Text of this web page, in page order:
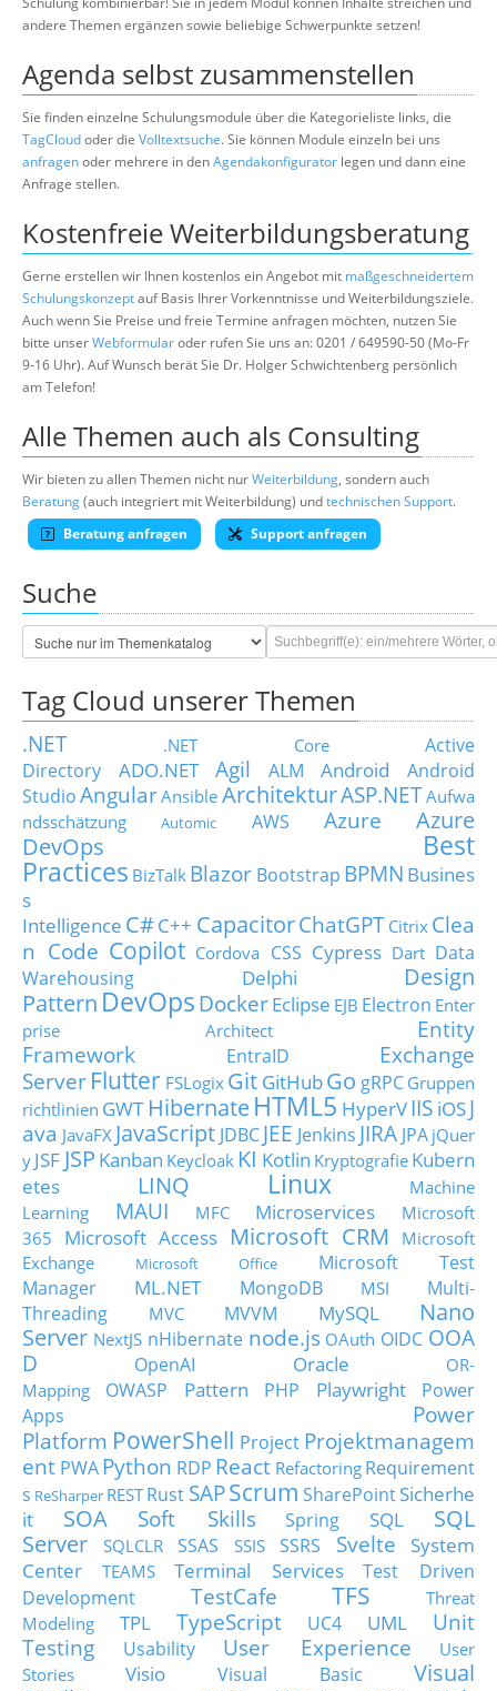
andere Themen ergänzen sowie beliebige Schwerpunkte setzen!
Agenda selbst zusammenstellen
Sie finden einzelne Schulungsmodule über die Kategorieliste links, die
TagCloudoder die Volltextsuche. Sie können Module einzeln bei uns
anfragenoder mehrere in denAgendakonfigurator legen und dann eine
Anfrage stellen.
Kostenfreie Weiterbildungsberatung
Gerne erstellen wir Ihnen kostenlos ein Angebot mit maßgeschneidertem
Schulungskonzeptauf Basis Ihrer Vorkenntnisse und Weiterbildungsziele.
Auch wenn Sie Preise und freie Termine anfragen möchten, nutzen Sie
bitte unserWebformularoder rufen Sie uns an: 0201 / 649590-50 (Mo-Fr
9-16 Uhr). Auf Wunsch berät Sie Dr. Holger Schwichtenberg persönlich
am Telefon!
Alle Themen auch als Consulting
Wir bieten zu allen Themen nicht nurWeiterbildung, sondern auch
Beratung(auch integriert mit Weiterbildung) undtechnischen Support.
Beratung anfragen
Support anfragen
Suche
Tag Cloud unserer Themen
.NET .NET Core
Active
Directory
ADO.NET Agil ALM Android
Android
StudioAngularAnsible ArchitekturASP.NETAufwa
ndsschätzung
Automic AWS Azure
Azure
DevOps
Best
Practices BizTalk Blazor Bootstrap BPMN Busines
s
Intelligence C#C++ CapacitorChatGPT Citrix Clea
n Code Copilot Cordova CSS Cypress Dart Data
Warehousing
Delphi
Design
Pattern DevOps DockerEclipse EJB Electron Enter
prise Architect
Entity
Framework
EntraID
Exchange
Server Flutter FSLogix Git GitHubGo gRPC Gruppen
richtlinien GWT HibernateHTML5 HyperVIIS iOSJ
ava JavaFX JavaScript JDBC JEE Jenkins JIRA JPA jQuer
y JSF JSP Kanban Keycloak KI Kotlin Kryptografie Kubern
etes
LINQ Linux
Machine
Learning
MAUI MFC Microservices
Microsoft
365
Microsoft Access Microsoft CRM
Microsoft
Exchange
Microsoft Office
Microsoft Test
Manager
ML.NET MongoDB MSI
Multi-
Threading
MVC MVVM MySQL
Nano
Server NextJS nHibernate node.js OAuth OIDC OOA
D
OpenAI Oracle
OR-
Mapping
OWASP Pattern PHP Playwright
Power
Apps
Power
Platform PowerShell Project Projektmanagem
ent PWA Python RDP React Refactoring Requirement
s ReSharper RESTRust SAPScrum SharePointSicherhe
it
SOA Soft Skills Spring SQL
SQL
Server
SQLCLR SSAS SSIS SSRS Svelte
System
Center
TEAMS Terminal Services
Test Driven
Development
TestCafe TFS
Threat
Modeling
TPL TypeScript UC4 UML
Unit
Testing
Usability User Experience
User
Stories
Visio Visual Basic
Visual